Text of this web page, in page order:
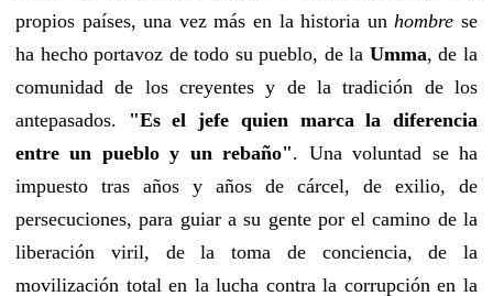
propios países, una vez más en la historia un hombre se
ha hecho portavoz de todo su pueblo, de la Umma, de la
comunidad de los creyentes y de la tradición de los
antepasados.
"Es el jefe quien marca la diferencia
entre un pueblo y un rebaño". Una voluntad se ha
impuesto tras años y años de cárcel, de exilio, de
persecuciones, para guiar a su gente por el camino de la
liberación viril, de la toma de conciencia, de la
movilización total en la lucha contra la corrupción en la